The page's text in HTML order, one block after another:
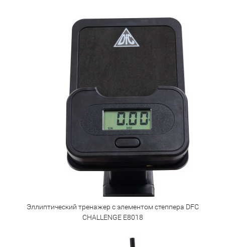
Эллиптический тренажер с элементом степпера DFC
CHALLENGE E8018